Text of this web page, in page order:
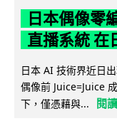
日本偶像零
直播系統 在
日本 AI 技術界近日
偶像前 Juice=Juice
下，僅憑藉與...
閱